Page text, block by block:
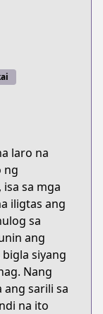
laro na
ng
sa mga
iligtas ang
sa
ang
siyang
Nang
ang sarili sa
na ito